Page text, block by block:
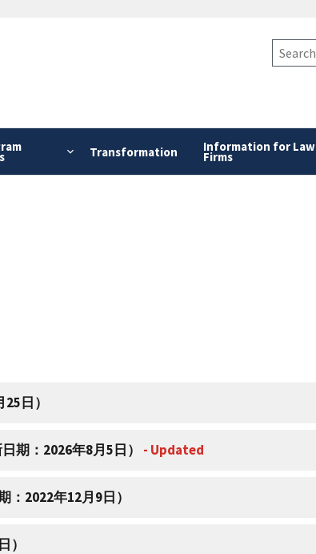
Transformation Information for Law
Firms
日）
期：2026年8月5日） - Updated
2022年12月9日）
）